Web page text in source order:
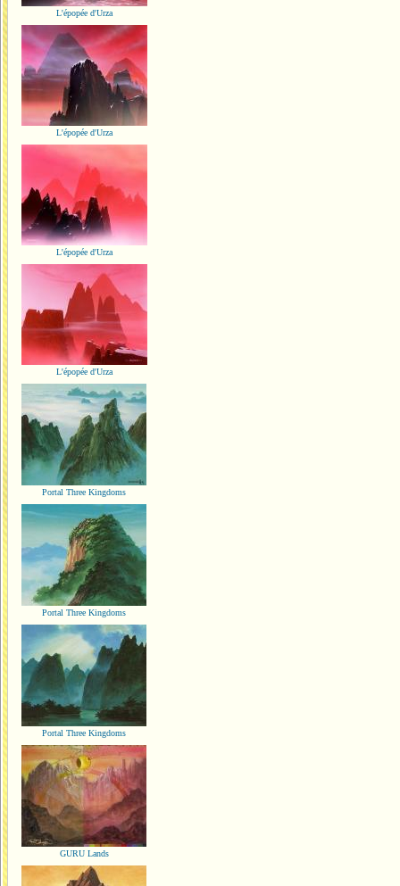
L'épopée d'Urza
L'épopée d'Urza
L'épopée d'Urza
L'épopée d'Urza
Portal Three Kingdoms
Portal Three Kingdoms
Portal Three Kingdoms
GURU Lands